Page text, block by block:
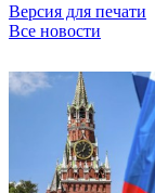
Версия для печати
Все новости